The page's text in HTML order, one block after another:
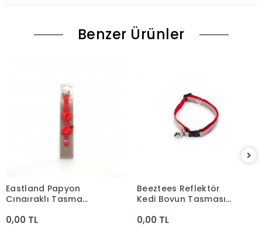
Benzer Ürünler
Eastland Papyon
Çıngıraklı Tasma
0,00 TL
Beeztees Reflektör
Kedi Boyun Tasması
0,00 TL